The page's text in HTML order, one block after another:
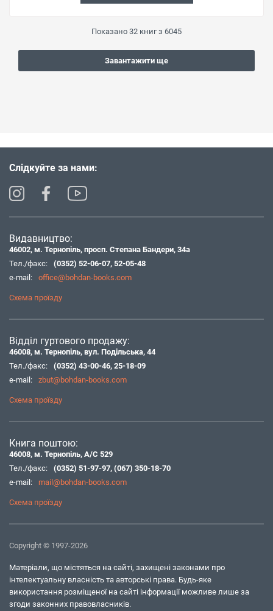
Показано 32 книг з 6045
Завантажити ще
Слідкуйте за нами:
Видавництво:
46002, м. Тернопіль, просп. Степана Бандери, 34а
Тел./факс:
(0352) 52-06-07, 52-05-48
e-mail:
office@bohdan-books.com
Схема проїзду
Відділ гуртового продажу:
46008, м. Тернопіль, вул. Подільська, 44
Тел./факс:
(0352) 43-00-46, 25-18-09
e-mail:
zbut@bohdan-books.com
Схема проїзду
Книга поштою:
46008, м. Тернопіль, А/С 529
Тел./факс:
(0352) 51-97-97, (067) 350-18-70
e-mail:
mail@bohdan-books.com
Схема проїзду
Copyright © 1997-2026
Матеріали, що містяться на сайті, захищені законами про
інтелектуальну власність та авторські права. Будь-яке
використання розміщеної на сайті інформації можливе лише за
згоди законних правовласників.